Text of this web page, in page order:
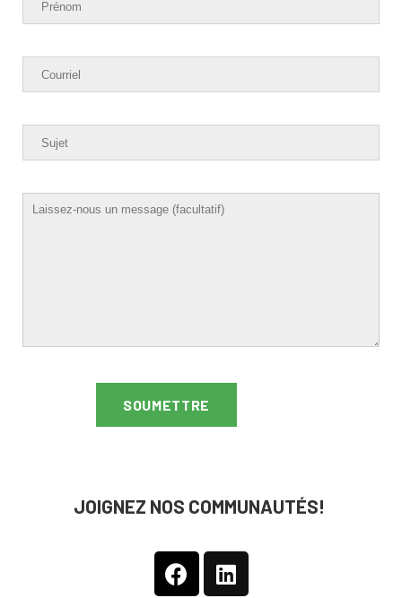
JOIGNEZ NOS COMMUNAUTÉS!